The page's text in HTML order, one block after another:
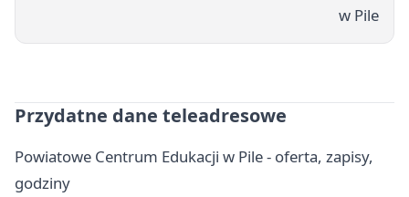
w Pile
Przydatne dane teleadresowe
Powiatowe Centrum Edukacji w Pile - oferta, zapisy,
godziny